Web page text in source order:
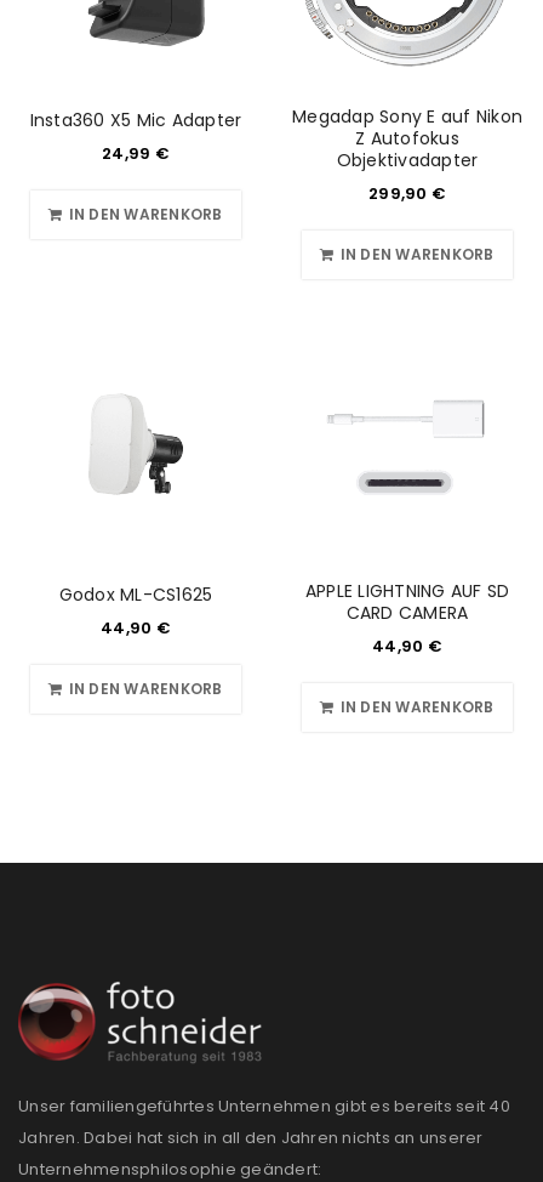
Passwort*
Angemeldet bleiben
PASSWORT VERGESSEN?
deine E-Mail-Adresse gesendet.
NEWSLETTER ABONNIEREN
Ich stimme zu
Insta360 X5 Mic Adapter
24,99 €
IN DEN WARENKORB
Megadap Sony E auf Nikon
Z Autofokus
Objektivadapter
299,90 €
IN DEN WARENKORB
Godox ML-CS1625
44,90 €
IN DEN WARENKORB
APPLE LIGHTNING AUF SD
CARD CAMERA
44,90 €
IN DEN WARENKORB
Unser familiengeführtes Unternehmen gibt es bereits seit 40
Jahren. Dabei hat sich in all den Jahren nichts an unserer
Unternehmensphilosophie geändert: